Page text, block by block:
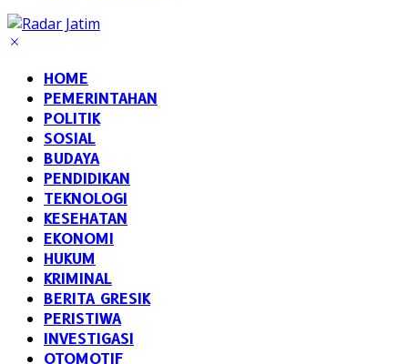
HOME
PEMERINTAHAN
POLITIK
SOSIAL
BUDAYA
PENDIDIKAN
TEKNOLOGI
KESEHATAN
EKONOMI
HUKUM
KRIMINAL
BERITA GRESIK
PERISTIWA
INVESTIGASI
OTOMOTIF